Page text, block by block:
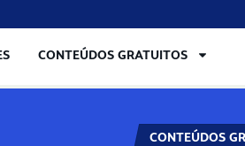
CONTEÚDOS GRATUITOS
CONTEÚDOS